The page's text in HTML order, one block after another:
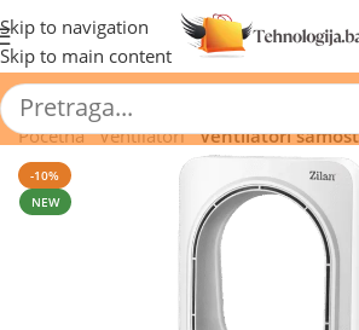
Skip to navigation
Skip to main content
🔥 Pogledajte aktuelne
Početna/ Ventilatori/ Ventilatori
-10%
NEW